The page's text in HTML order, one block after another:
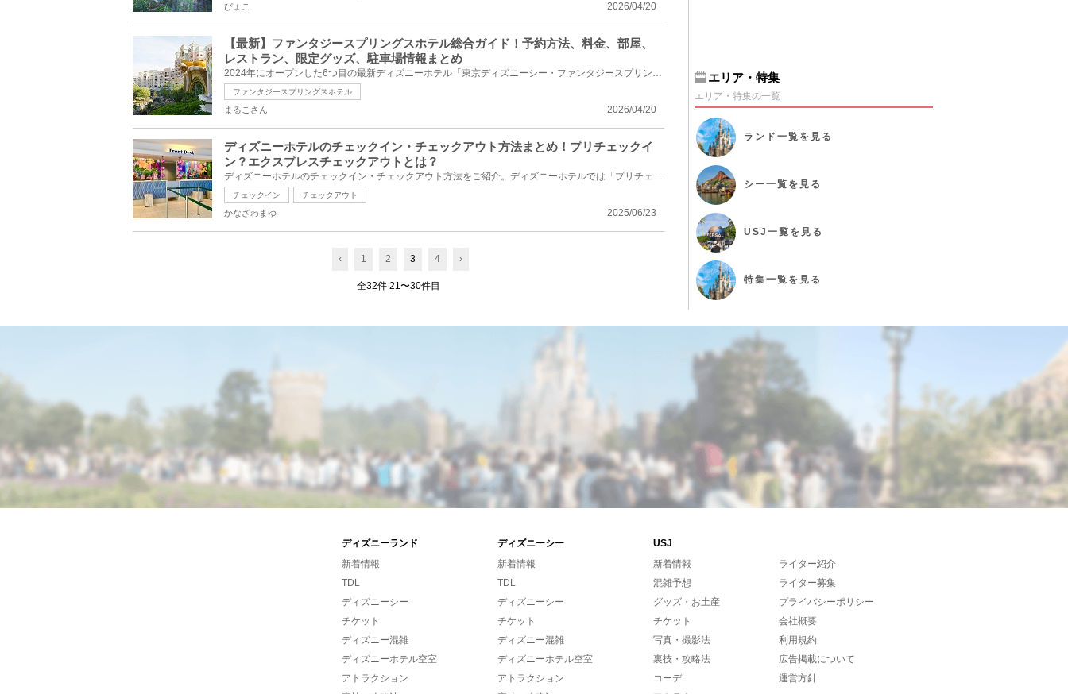
2026/04/20
ぴょこ
【最新】ファンタジースプリングスホテル総合ガイド！予約方法、料金、部屋、
レストラン、限定グッズ、駐車場情報まとめ
2024年にオープンした6つ目の最新ディズニーホテル「東京ディズニーシー・ファンタジースプリングスホテ...
ファンタジースプリングスホテル
2026/04/20
まるこさん
ディズニーホテルのチェックイン・チェックアウト方法まとめ！プリチェックイ
ン？エクスプレスチェックアウトとは？
ディズニーホテルのチェックイン・チェックアウト方法をご紹介。ディズニーホテルでは「プリチェックイ...
チェックイン チェックアウト
2025/06/23
かなざわまゆ
‹ 1 2 3 4 ›
全32件 21〜30件目
エリア・特集
エリア・特集の一覧
ランド 一覧を見る
シー一覧を見る
USJ 一覧を見る
特集一覧を見る
ディズニーランド ディズニーシー
USJ
新着情報
TDL
ディズニーシー
チケット
ディズニー混雑
ディズニーホテル空室
アトラクション
新着情報
TDL
ディズニーシー
チケット
ディズニー混雑
ディズニーホテル空室
アトラクション
新着情報
混雑予想
グッズ・お土産
チケット
写真・撮影法
裏技・攻略法
コーデ
ライター紹介
ライター募集
プライバシーポリシー
会社概要
利用規約
広告掲載について
運営方針